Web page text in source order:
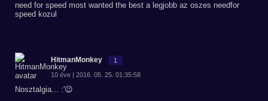
need for speed most wanted the best a legjobb az oszes needfor
speed kozul
HitmanMonkey 1
10 éve | 2016. 05. 25. 01:35:58
Nosztalgia... :'😉